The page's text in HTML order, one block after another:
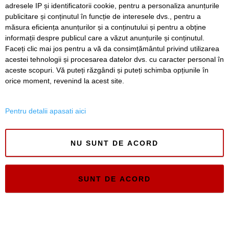
Live-uri obscene urmărite de peste 22.000 de oameni. Doi
bărbați din Timiș au fost reținuți
SERVICII Redactia
Folosinta Cookie-urilor
Timiș Online
adresele IP și identificatorii cookie, pentru a personaliza anunțurile
publicitare și conținutul în funcție de interesele dvs., pentru a
măsura eficiența anunțurilor și a conținutului și pentru a obține
informații despre publicul care a văzut anunțurile și conținutul.
Faceți clic mai jos pentru a vă da consimțământul privind utilizarea
acestei tehnologii și procesarea datelor dvs. cu caracter personal în
aceste scopuri. Vă puteți răzgândi și puteți schimba opțiunile în
orice moment, revenind la acest site.
Pentru detalii apasati aici
NU SUNT DE ACORD
SUNT DE ACORD